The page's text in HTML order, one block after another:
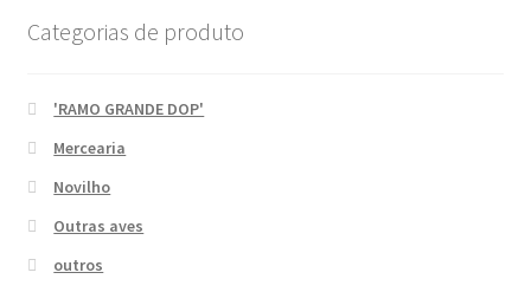
Categorias de produto
'RAMO GRANDE DOP'
Mercearia
Novilho
Outras aves
outros